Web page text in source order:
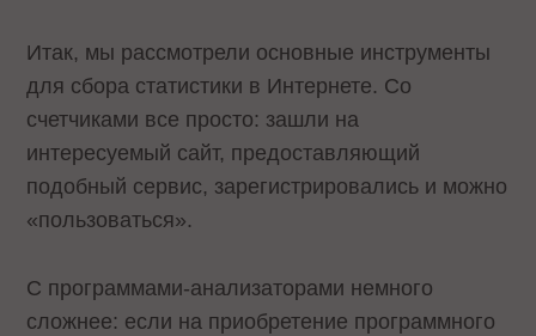
Итак, мы рассмотрели основные инструменты
для сбора статистики в Интернете. Со
счетчиками все просто: зашли на
интересуемый сайт, предоставляющий
подобный сервис, зарегистрировались и можно
«пользоваться».
С программами-анализаторами немного
сложнее: если на приобретение программного